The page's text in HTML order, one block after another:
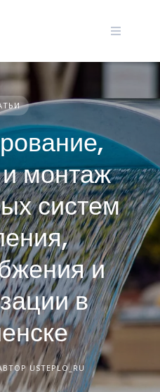
монтаж
систем
и
в
USTEPLO_RU